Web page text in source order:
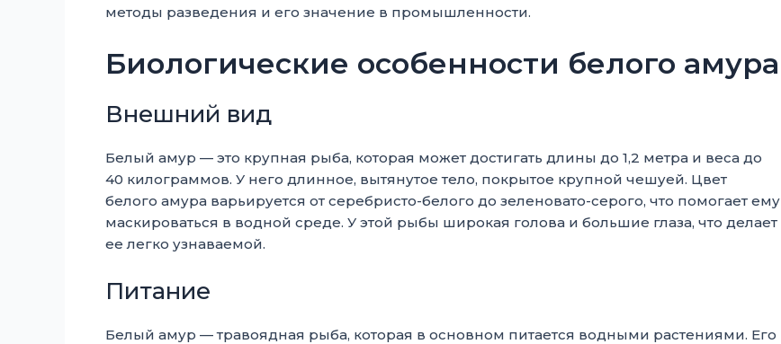
методы разведения и его значение в промышленности.
Биологические особенности белого амура
Внешний вид
Белый амур — это крупная рыба, которая может достигать длины до 1,2 метра и веса до
40 килограммов. У него длинное, вытянутое тело, покрытое крупной чешуей. Цвет
белого амура варьируется от серебристо-белого до зеленовато-серого, что помогает ему
маскироваться в водной среде. У этой рыбы широкая голова и большие глаза, что делает
ее легко узнаваемой.
Питание
Белый амур — травоядная рыба, которая в основном питается водными растениями. Его